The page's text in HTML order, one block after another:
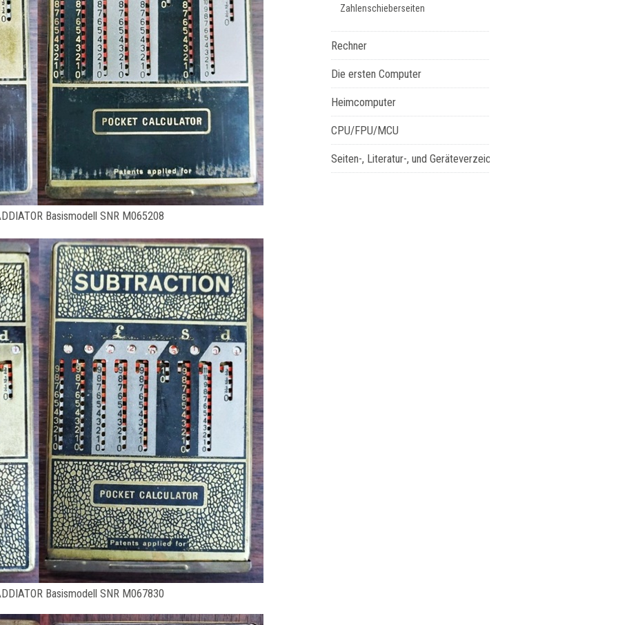
Basismodell SNR M065208
Basismodell SNR M067830
Zahlenschieberseiten
Rechner
Die ersten Computer
Heimcomputer
CPU/FPU/MCU
Seiten-, Literatur-, und Geräteverzeichnis